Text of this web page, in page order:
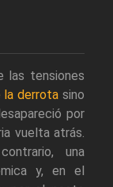
las tensiones
la derrota sino
por
vuelta atrás.
una
y, en el